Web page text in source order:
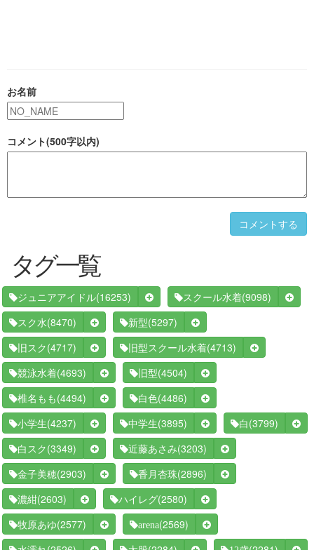
お名前
コメント(500字以内)
コメントする
タグ一覧
ジュニアアイドル(16253) スクール水着(9098)
スク水(8470) 新型(5297)
旧スク (4717) 旧型スクール水着(4713)
競泳水着(4693) 旧型(4504)
椎名もも (4494) 白色(4486)
小学生(4237) 中学生(3895) 白 (3799)
白スク (3349) 近藤あさみ(3203)
金子美穂(2903) 香月杏珠(2896)
濃紺(2603) ハイレグ(2580)
牧原あゆ(2577) arena(2569)